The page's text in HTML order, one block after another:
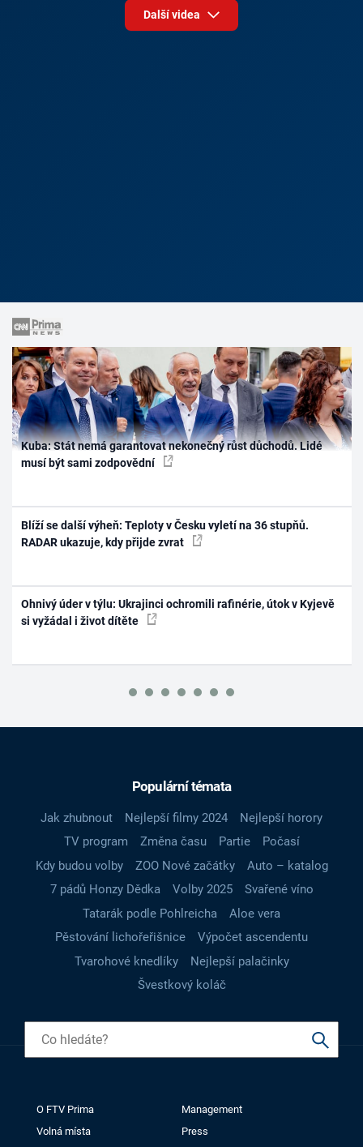
Další videa
Kuba: Stát nemá garantovat nekonečný růst důchodů. Lidé
musí být sami zodpovědní
Blíží se další výheň: Teploty v Česku vyletí na 36 stupňů.
RADAR ukazuje, kdy přijde zvrat
Ohnivý úder v týlu: Ukrajinci ochromili rafinérie, útok v Kyjevě
si vyžádal i život dítěte
Populární témata
Jak zhubnout Nejlepší filmy 2024
Nejlepší horory
TV program
Změna času Partie
Počasí
Kdy budou volby
ZOO Nové začátky
Auto – katalog
7 pádů Honzy Dědka
Volby 2025
Svařené víno
Tatarák podle Pohlreicha
Aloe vera
Pěstování lichořeřišnice
Výpočet ascendentu
Tvarohové knedlíky
Nejlepší palačinky
Švestkový koláč
O FTV Prima
Management
Volná místa
Press